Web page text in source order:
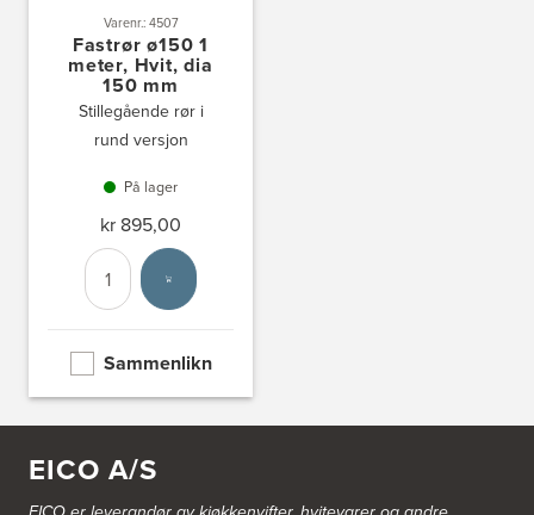
51-454050
http://www.drommekjokken.no
Bjerks Trevarefabrikk AS
Torkel Haabeths Vei 47
4325 Sandnes
Bjørnådal AS
Nordahl Griegsgt 8
8624 Mo I Rana
+47 751 53 000
Blå Bolig AS
Sentrumsvn. 4
8920 Sømna
Tel.:75-009700
Bodø Interiør
Varenr.: 4507
Fastrør ø150 1
meter, Hvit, dia
150 mm
Stillegående rør i
rund versjon
På lager
kr 895,00
Antall
Velg enhet
Sammenlikn
EICO A/S